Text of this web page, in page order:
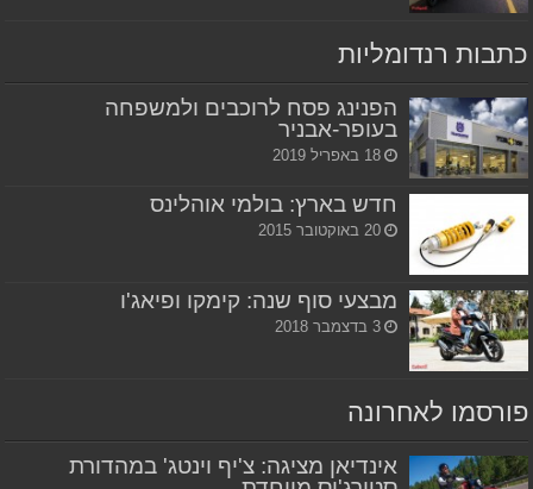
כתבות רנדומליות
הפנינג פסח לרוכבים ולמשפחה
בעופר-אבניר
18 באפריל 2019
חדש בארץ: בולמי אוהלינס
20 באוקטובר 2015
מבצעי סוף שנה: קימקו ופיאג'ו
3 בדצמבר 2018
פורסמו לאחרונה
אינדיאן מציגה: צ'יף וינטג' במהדורת